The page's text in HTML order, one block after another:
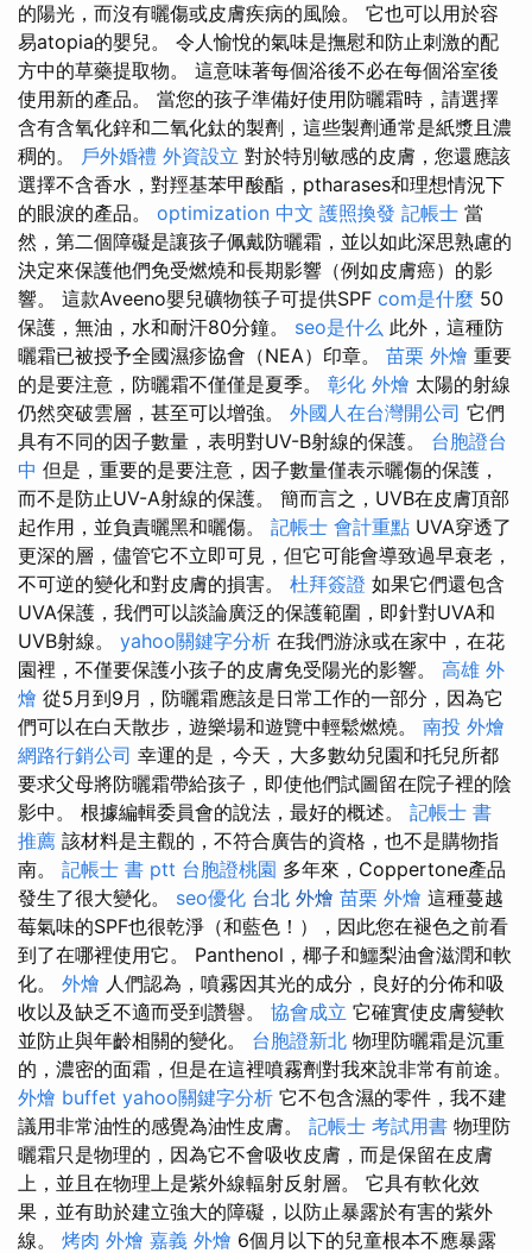
的陽光，而沒有曬傷或皮​​膚疾病的風險。 它也可以用於容
易atopia的嬰兒。 令人愉悅的氣味是撫慰和防止刺激的配
方中的草藥提取物。 這意味著每個浴後不必在每個浴室後
使用新的產品。 當您的孩子準備好使用防曬霜時，請選擇
含有含氧化鋅和二氧化鈦的製劑，這些製劑通常是紙漿且濃
稠的。 戶外婚禮 外資設立 對於特別敏感的皮膚，您還應該
選擇不含香水，對羥基苯甲酸酯，ptharases和理想情況下
的眼淚的產品。 optimization 中文 護照換發 記帳士 當
然，第二個障礙是讓孩子佩戴防曬霜，並以如此深思熟慮的
決定來保護他們免受燃燒和長期影響（例如皮膚癌）的影
響。 這款Aveeno嬰兒礦物筷子可提供SPF com是什麼 50
保護，無油，水和耐汗80分鐘。 seo是什么 此外，這種防
曬霜已被授予全國濕疹協會（NEA）印章。 苗栗 外燴 重要
的是要注意，防曬霜不僅僅是夏季。 彰化 外燴 太陽的射線
仍然突破雲層，甚至可以增強。 外國人在台灣開公司 它們
具有不同的因子數量，表明對UV-B射線的保護。 台胞證台
中 但是，重要的是要注意，因子數量僅表示曬傷的保護，
而不是防止UV-A射線的保護。 簡而言之，UVB在皮膚頂部
起作用，並負責曬黑和曬傷。 記帳士 會計重點 UVA穿透了
更深的層，儘管它不立即可見，但它可能會導致過早衰老，
不可逆的變化和對皮膚的損害。 杜拜簽證 如果它們還包含
UVA保護，我們可以談論廣泛的保護範圍，即針對UVA和
UVB射線。 yahoo關鍵字分析 在我們游泳或在家中，在花
園裡，不僅要保護小孩子的皮膚免受陽光的影響。 高雄 外
燴 從5月到9月，防曬霜應該是日常工作的一部分，因為它
們可以在白天散步，遊樂場和遊覽中輕鬆燃燒。 南投 外燴
網路行銷公司 幸運的是，今天，大多數幼兒園和托兒所都
要求父母將防曬霜帶給孩子，即使他們試圖留在院子裡的陰
影中。 根據編輯委員會的說法，最好的概述。 記帳士 書
推薦 該材料是主觀的，不符合廣告的資格，也不是購物指
南。 記帳士 書 ptt 台胞證桃園 多年來，Coppertone產品
發生了很大變化。 seo優化 台北 外燴 苗栗 外燴 這種蔓越
莓氣味的SPF也很乾淨（和藍色！），因此您在褪色之前看
到了在哪裡使用它。 Panthenol，椰子和鱷梨油會滋潤和軟
化。 外燴 人們認為，噴霧因其光的成分，良好的分佈和吸
收以及缺乏不適而受到讚譽。 協會成立 它確實使皮膚變軟
並防止與年齡相關的變化。 台胞證新北 物理防曬霜是沉重
的，濃密的面霜，但是在這裡噴霧劑對我來說非常有前途。
外燴 buffet yahoo關鍵字分析 它不包含濕的零件，我不建
議用非常油性的感覺為油性皮膚。 記帳士 考試用書 物理防
曬霜只是物理的，因為它不會吸收皮膚，而是保留在皮膚
上，並且在物理上是紫外線輻射反射層。 它具有軟化效
果，並有助於建立強大的障礙，以防止暴露於有害的紫外
線。 烤肉 外燴 嘉義 外燴 6個月以下的兒童根本不應暴露